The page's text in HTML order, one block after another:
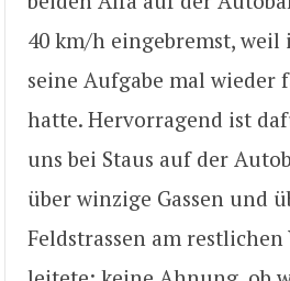
40 km/h eingebremst, weil
seine Aufgabe mal wieder
hatte. Hervorragend ist
uns bei Staus auf der
über winzige Gassen und
Feldstrassen am